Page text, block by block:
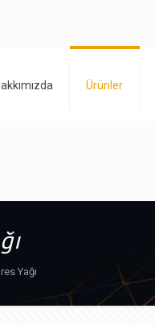
Ürünler
Yağı